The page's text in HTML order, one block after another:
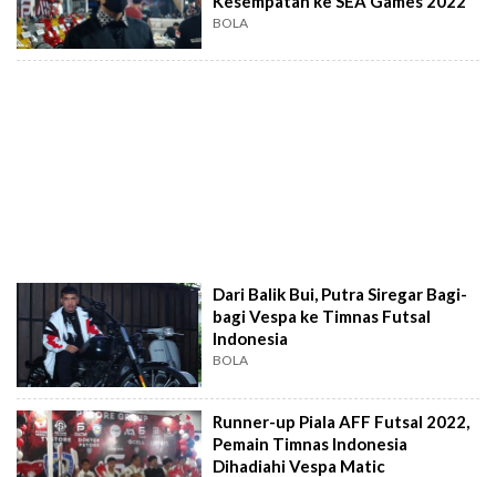
BOLA
Dari Balik Bui, Putra Siregar Bagi-
bagi Vespa ke Timnas Futsal
Indonesia
BOLA
Runner-up Piala AFF Futsal 2022,
Pemain Timnas Indonesia
Dihadiahi Vespa Matic